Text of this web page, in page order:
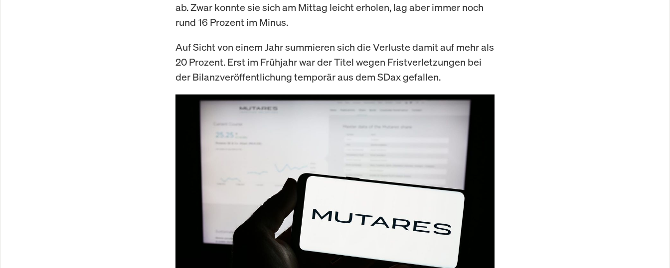
ab. Zwar konnte sie sich am Mittag leicht erholen, lag aber immer noch
rund 16 Prozent im Minus.
Auf Sicht von einem Jahr summieren sich die Verluste damit auf mehr als
20 Prozent. Erst im Frühjahr war der Titel wegen Fristverletzungen bei
der Bilanzveröffentlichung temporär aus dem SDax gefallen.